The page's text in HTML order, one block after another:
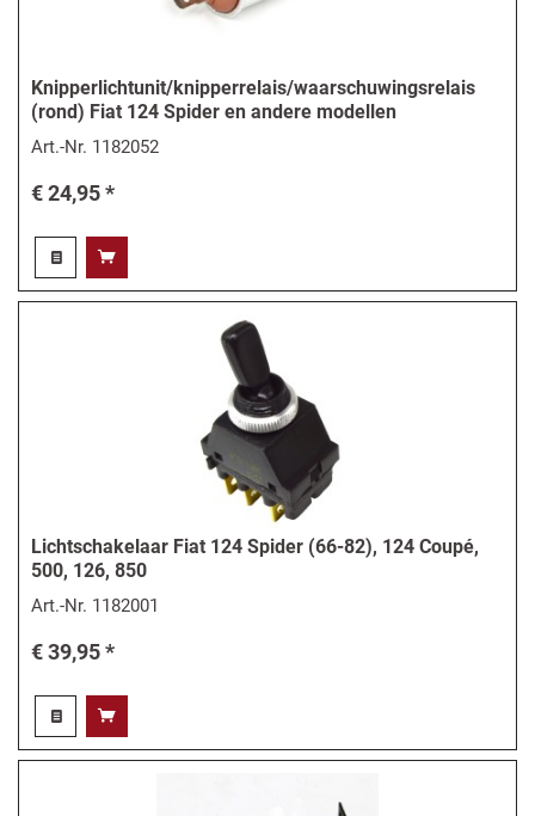
Knipperlichtunit/knipperrelais/waarschuwingsrelais
(rond) Fiat 124 Spider en andere modellen
Art.-Nr. 1182052
€ 24,95 *
Lichtschakelaar Fiat 124 Spider (66-82), 124 Coupé,
500, 126, 850
Art.-Nr. 1182001
€ 39,95 *